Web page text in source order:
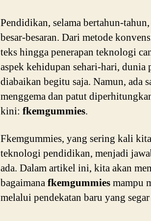
Pendidikan, selama bertahun-
besar-besaran. Dari metode
teks hingga penerapan teknologi
aspek kehidupan sehari-hari,
diabaikan begitu saja. Namun, ada
menggema dan patut
kini: fkemgummies.
Fkemgummies, yang sering kali
teknologi pendidikan, menjadi
ada. Dalam artikel ini, kita akan
bagaimanafkemgummiesmampu
melalui pendekatan baru yang